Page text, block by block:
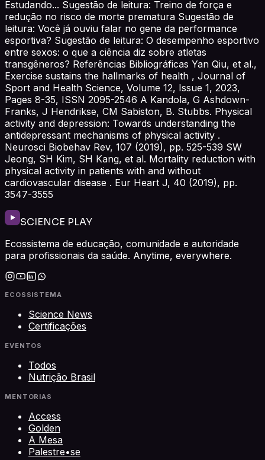
SCIENCE PLAY
Ecossistema de educação, comunidade e autoridade
para profissionais da saúde. Anytime, everywhere.
ECOSSISTEMA
Science News
Certificações
EVENTOS
Todos
Nutrição Brasil
MENTORIAS
Access
Golden
A Mesa
Palestre•se